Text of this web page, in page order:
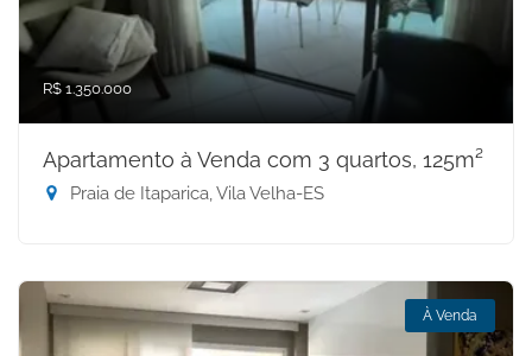
R$ 1.350.000
Apartamento à Venda com 3 quartos, 125m²
Praia de Itaparica, Vila Velha-ES
À Venda